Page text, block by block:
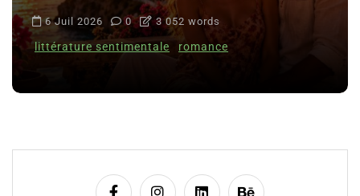
6 Juil 2026 0 3 052 words
littérature sentimentale romance